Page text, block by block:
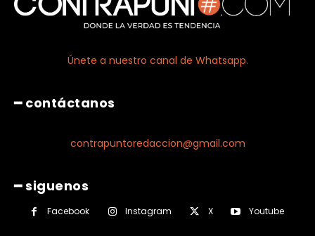
Únete a nuestro canal de Whatsapp.
━ contáctanos
contrapuntoredaccion@gmail.com
━ siguenos
Facebook Instagram X Youtube